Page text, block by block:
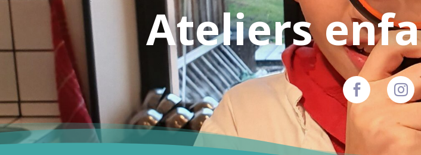
Ateliers